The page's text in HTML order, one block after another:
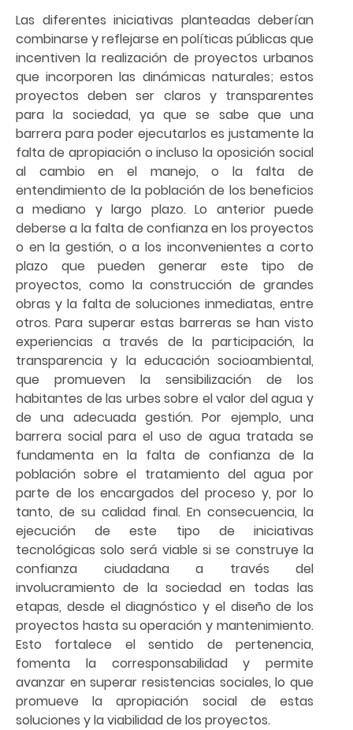
Las diferentes iniciativas planteadas deberían
combinarse y reflejarse en políticas públicas que
incentiven la realización de proyectos urbanos
que incorporen las dinámicas naturales; estos
proyectos deben ser claros y transparentes
para la sociedad, ya que se sabe que una
barrera para poder ejecutarlos es justamente la
falta de apropiación o incluso la oposición social
al cambio en el manejo, o la falta de
entendimiento de la población de los beneficios
a mediano y largo plazo. Lo anterior puede
deberse a la falta de confianza en los proyectos
o en la gestión, o a los inconvenientes a corto
plazo que pueden generar este tipo de
proyectos, como la construcción de grandes
obras y la falta de soluciones inmediatas, entre
otros. Para superar estas barreras se han visto
experiencias a través de la participación, la
transparencia y la educación socioambiental,
que promueven la sensibilización de los
habitantes de las urbes sobre el valor del agua y
de una adecuada gestión. Por ejemplo, una
barrera social para el uso de agua tratada se
fundamenta en la falta de confianza de la
población sobre el tratamiento del agua por
parte de los encargados del proceso y, por lo
tanto, de su calidad final. En consecuencia, la
ejecución de este tipo de iniciativas
tecnológicas solo será viable si se construye la
confianza ciudadana a través del
involucramiento de la sociedad en todas las
etapas, desde el diagnóstico y el diseño de los
proyectos hasta su operación y mantenimiento.
Esto fortalece el sentido de pertenencia,
fomenta la corresponsabilidad y permite
avanzar en superar resistencias sociales, lo que
promueve la apropiación social de estas
soluciones y la viabilidad de los proyectos.